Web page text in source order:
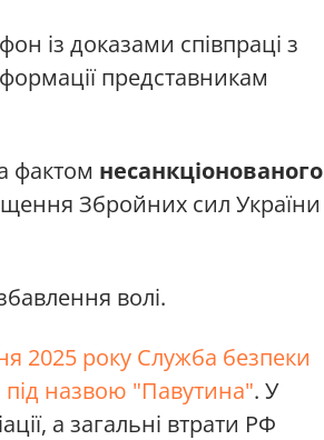
із доказами співпраці з
представникам
фактом несанкціонованого
Збройних сил України
волі.
2025 року Служба безпеки
під назвою "Павутина". У
а загальні втрати РФ